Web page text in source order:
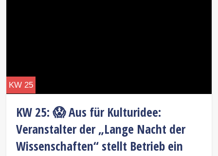
KW 25: 😱 Aus für Kulturidee:
Veranstalter der „Lange Nacht der
Wissenschaften“ stellt Betrieb ein
KW 25